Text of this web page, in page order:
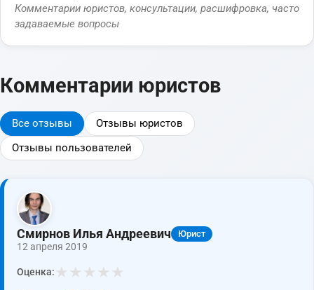
Комментарии юристов, консультации, расшифровка, часто
задаваемые вопросы
Комментарии юристов
Все отзывы
Отзывы юристов
Отзывы пользователей
Смирнов Илья Андреевич Юрист
12 апреля 2019
Оценка: ★ ★ ★ ★ ★